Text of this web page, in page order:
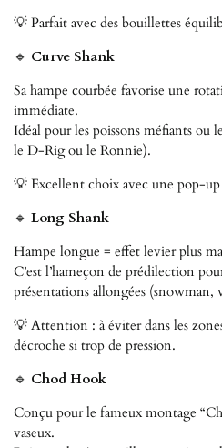
💡 Parfait avec des bouillettes
🔹 Curve Shank
Sa hampe courbée favorise une
immédiate.
Idéal pour les poissons méfiants ou
le D-Rig ou le Ronnie).
💡 Excellent choix avec une pop-
🔹 Long Shank
Hampe longue = effet levier plus
C’est l’hameçon de prédilection
présentations allongées (snowman,
💡 Attention : à éviter dans les
décroche si trop de pression.
🔹 Chod Hook
Conçu pour le fameux montage
vaseux.